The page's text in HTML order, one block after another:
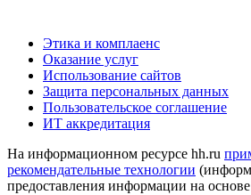
Этика и комплаенс
Оказание услуг
Использование сайтов
Защита персональных данных
Пользовательское соглашение
ИТ аккредитация
На информационном ресурсе hh.ru
рекомендательные технологии
предоставления информации на